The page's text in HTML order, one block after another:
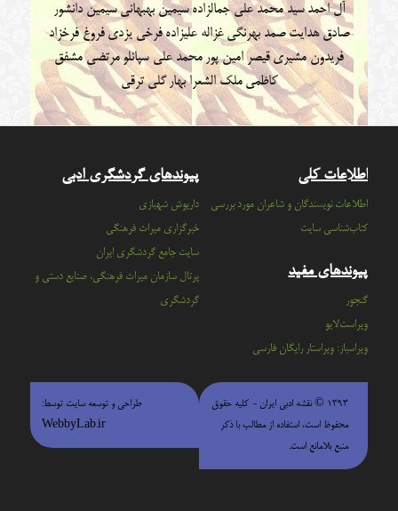
آل احمدسید محمد علی جمالزادهسیمین بهبهانیسیمین دانشور
صادق هدایتصمد بهرنگی غزاله علیزادهفرخی یزدی فروغ فرخزاد
فریدون مشیری قیصر امین پور محمد علی سپانلومرتضی مشفق
کاظمی ملک الشعرا بهار گلی ترقی
اطلاعات کلی
اطلاعات نویسندگان و شاعران مورد بررسی
کتاب‌شناسی سایت
پیوندهای مفید
گنجور
ویراست‌لایو
ویراسباز: ویراستار رایگان فارسی
پیوندهای گردشگری ادبی
داریوش شهبازی
خبرگزاری میراث فرهنگی
سايت جامع گردشگري ايران
پرتال سازمان ميراث فرهنگي، صنايع دستي و
گردشگري
۱۳۹۳ © نقشه ادبی ایران - كليه حقوق
محفوظ است، استفاده از مطالب با ذكر
منبع بلامانع است.
طراحی و توسعه سایت توسط:
WebbyLab.ir